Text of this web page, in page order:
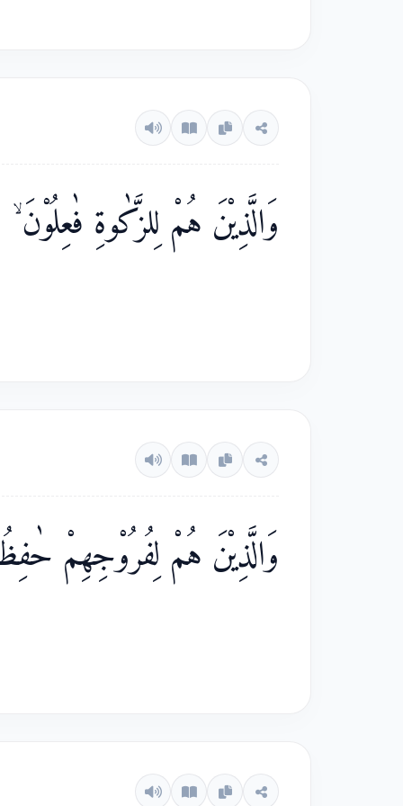
وَالَّذِيْنَ هُمْ لِلزَّكٰوةِ فٰعِلُوْنَ ۙ
وَالَّذِيْنَ هُمْ لِفُرُوْجِهِمْ